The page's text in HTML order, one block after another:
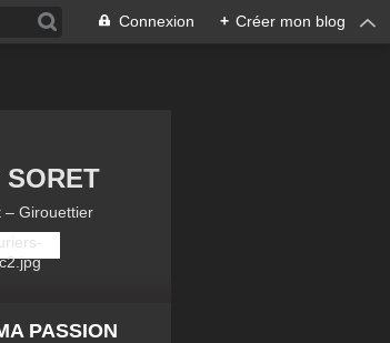
Connexion + Créer mon blog
– Girouettier
PASSION